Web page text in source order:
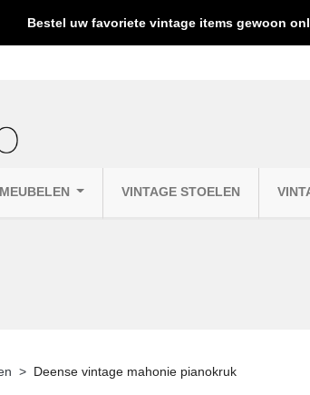
Bestel uw favoriete vintage items gewoon
VINTAGE STOELEN
Deense vintage mahonie pianokruk